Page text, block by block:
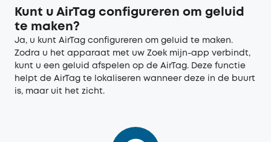
Kunt u AirTag configureren om geluid
te maken?
Ja, u kunt AirTag configureren om geluid te maken.
Zodra u het apparaat met uw Zoek mijn-app verbindt,
kunt u een geluid afspelen op de AirTag. Deze functie
helpt de AirTag te lokaliseren wanneer deze in de buurt
is, maar uit het zicht.